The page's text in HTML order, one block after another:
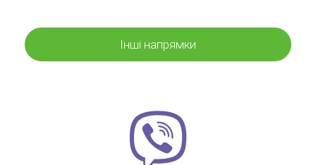
Інші напрямки